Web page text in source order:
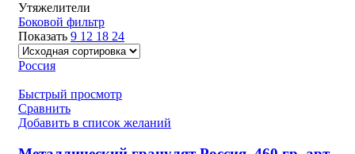
Утяжелители
Боковой фильтр
Показать 9 12 18 24
Россия
Быстрый просмотр
Сравнить
Добавить в список желаний